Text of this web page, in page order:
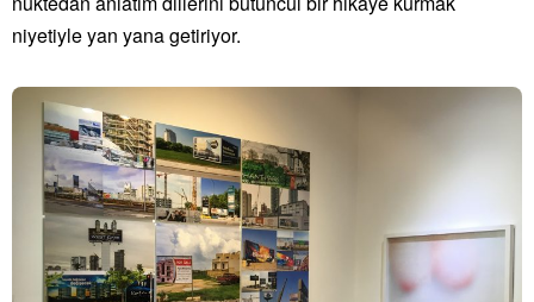
niyetiyle yan yana getiriyor.